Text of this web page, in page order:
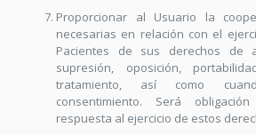
Proporcionar al Usuario la
necesarias en relación con el
Pacientes de sus derechos de
supresión, oposición,
tratamiento, así como
consentimiento. Será
respuesta al ejercicio de estos